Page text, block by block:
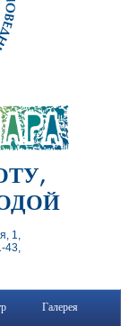
1,
43,
Галерея